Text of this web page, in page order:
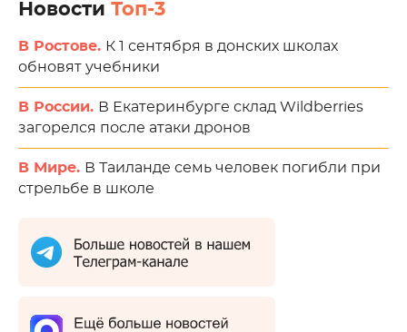
Новости Топ-3
В Ростове. К 1 сентября в донских школах
обновят учебники
В России. В Екатеринбурге склад Wildberries
загорелся после атаки дронов
В Мире. В Таиланде семь человек погибли при
стрельбе в школе